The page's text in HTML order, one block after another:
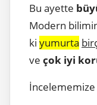
Bu ayette
Modern
ki yumurta
ve çok iyi